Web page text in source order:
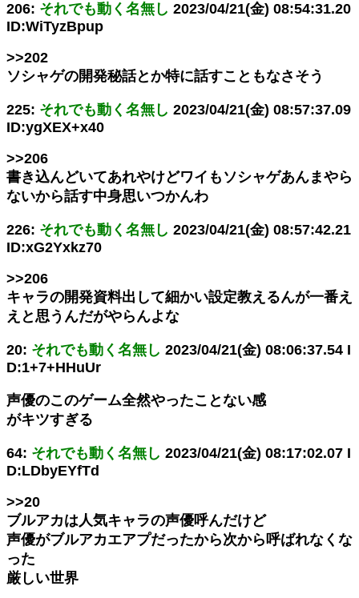
206: それでも動く名無し 2023/04/21(金) 08:54:31.20
ID:WiTyzBpup
>>202
ソシャゲの開発秘話とか特に話すこともなさそう
225: それでも動く名無し 2023/04/21(金) 08:57:37.09
ID:ygXEX+x40
>>206
書き込んどいてあれやけどワイもソシャゲあんまやら
ないから話す中身思いつかんわ
226: それでも動く名無し 2023/04/21(金) 08:57:42.21
ID:xG2Yxkz70
>>206
キャラの開発資料出して細かい設定教えるんが一番え
えと思うんだがやらんよな
20: それでも動く名無し 2023/04/21(金) 08:06:37.54 I
D:1+7+HHuUr
声優のこのゲーム全然やったことない感
がキツすぎる
64: それでも動く名無し 2023/04/21(金) 08:17:02.07 I
D:LDbyEYfTd
>>20
ブルアカは人気キャラの声優呼んだけど
声優がブルアカエアプだったから次から呼ばれなくな
った
厳しい世界